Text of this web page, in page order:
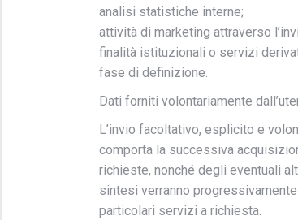
analisi statistiche interne;
attività di marketing attraverso
finalità istituzionali o servizi
fase di definizione.
Dati forniti volontariamente
L’invio facoltativo, esplicito e
comporta la successiva
richieste, nonché degli eventuali
sintesi verranno
particolari servizi a richiesta.